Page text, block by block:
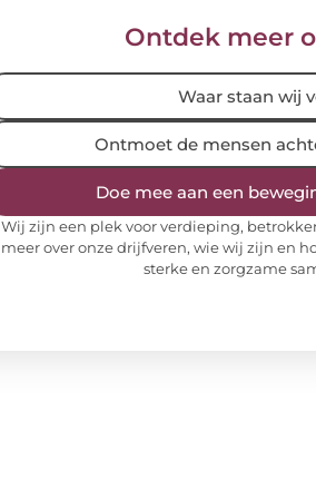
Ontdek meer
Waar staan wij
Ontmoet de mensen
Doe mee aan een
Wij zijn een plek voor verdieping,
meer over onze drijfveren, wie wij zijn en
sterke en zorgzame